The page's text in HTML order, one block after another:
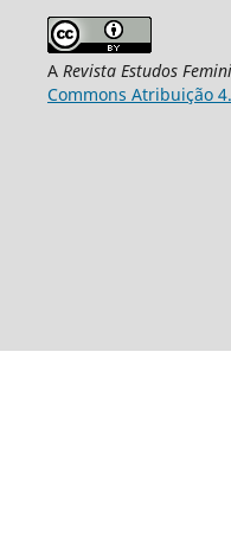
A Revista Estudos
Commons Atribuição